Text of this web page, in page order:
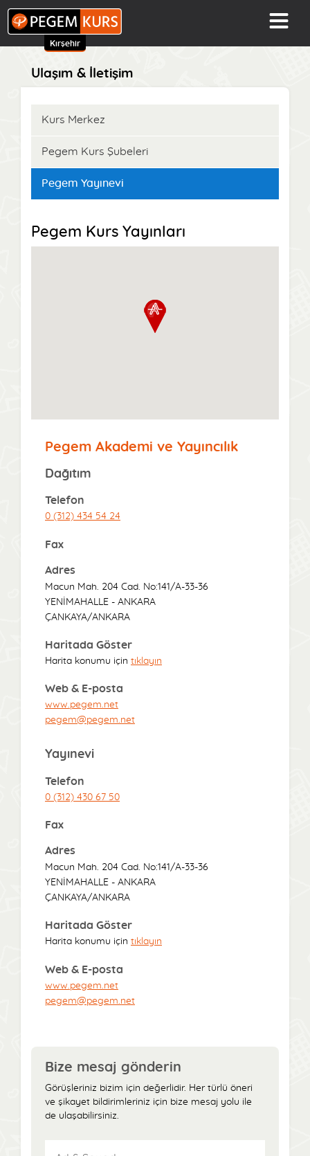
Kırşehir
Ulaşım & İletişim
Kurs Merkez
Pegem Kurs Şubeleri
Pegem Yayınevi
Pegem Kurs Yayınları
Pegem Akademi ve Yayıncılık
Dağıtım
Telefon
0 (312) 434 54 24
Fax
Adres
Macun Mah. 204 Cad. No:141/A-33-36
YENİMAHALLE - ANKARA
ÇANKAYA/ANKARA
Haritada Göster
Harita konumu için tıklayın
Web & E-posta
www.pegem.net
pegem@pegem.net
Yayınevi
Telefon
0 (312) 430 67 50
Fax
Adres
Macun Mah. 204 Cad. No:141/A-33-36
YENİMAHALLE - ANKARA
ÇANKAYA/ANKARA
Haritada Göster
Harita konumu için tıklayın
Web & E-posta
www.pegem.net
pegem@pegem.net
Bize mesaj gönderin
Görüşleriniz bizim için değerlidir. Her türlü öneri
ve şikayet bildirimleriniz için bize mesaj yolu ile
de ulaşabilirsiniz.